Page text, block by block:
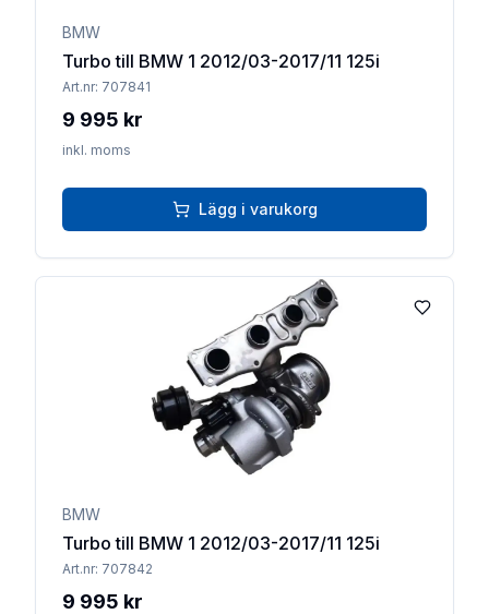
BMW
Turbo till BMW 1 2012/03-2017/11 125i
Art.nr: 707841
9 995 kr
inkl. moms
Lägg i varukorg
Lägg till
BMW
Turbo till BMW 1 2012/03-2017/11 125i
Art.nr: 707842
9 995 kr